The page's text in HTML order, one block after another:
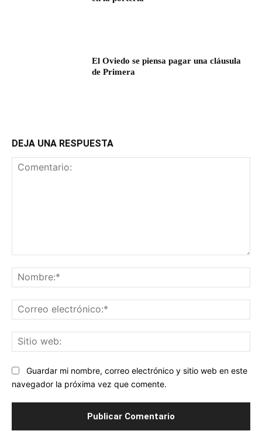
El Oviedo se piensa pagar una cláusula
de Primera
DEJA UNA RESPUESTA
Guardar mi nombre, correo electrónico y sitio web en este
navegador la próxima vez que comente.